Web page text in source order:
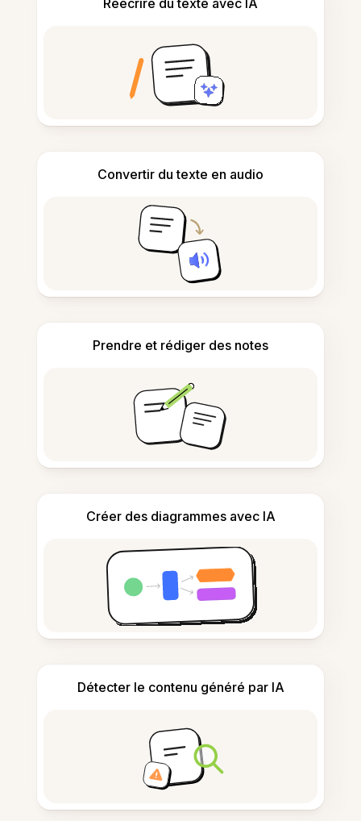
Réécrire du texte avec IA
Convertir du texte en audio
Prendre et rédiger des notes
Créer des diagrammes avec IA
Détecter le contenu généré par IA